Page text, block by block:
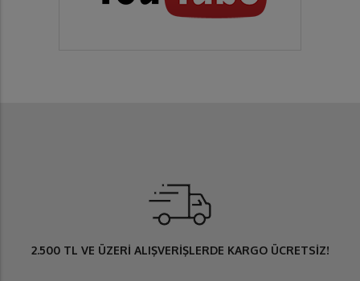
2.500 TL VE ÜZERİ ALIŞVERİŞLERDE KARGO ÜCRETSİZ!